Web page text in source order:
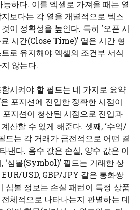
능하다. 이를 엑셀로 가져올 때는 열
보다는 각 열을 개별적으로 텍스
이 정확성을 높인다. 특히 ‘오픈 시
시간(Close Time)’ 열은 시간 형
로 유지해야 엑셀의 조건부 서식
않는다.
시켜야 할 필드는 네 가지로 요약
은 포지션에 진입한 정확한 시점이
포지션이 청산된 시점으로 진입과
산할 수 있게 해준다. 셋째, ‘수익/
는 각 거래가 금전적으로 어떤 결
낸다. 음수 값은 손실, 양수 값은 이
‘심볼(Symbol)’ 필드는 거래한 상
USD, GBP/JPY 같은 통화쌍
심볼 정보는 손실 패턴이 특정 상품
체적으로 나타나는지 판별하는 데